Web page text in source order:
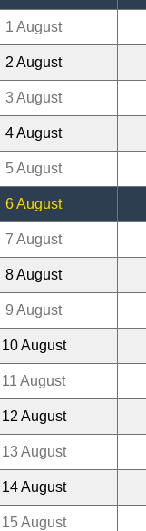
1 August
2 August
3 August
4 August
5 August
6 August
7 August
8 August
9 August
10 August
11 August
12 August
13 August
14 August
15 August